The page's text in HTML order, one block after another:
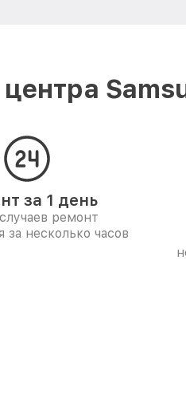
за 1 день
ремонт
за несколько часов